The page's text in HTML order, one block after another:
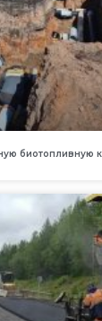
биотопливную